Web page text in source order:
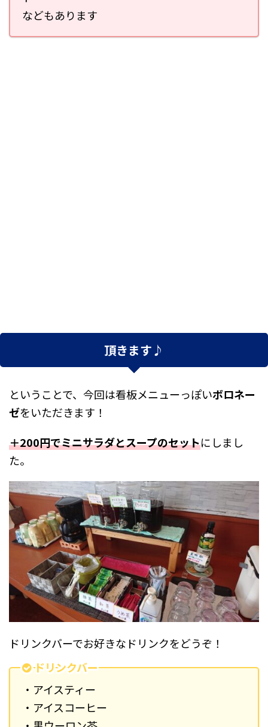
などもあります
頂きます♪
ということで、今回は看板メニューっぽいボロネー
ゼをいただきます！
＋200円でミニサラダとスープのセットにしまし
た。
ドリンクバーでお好きなドリンクをどうぞ！
ドリンクバー
・アイスティー
・アイスコーヒー